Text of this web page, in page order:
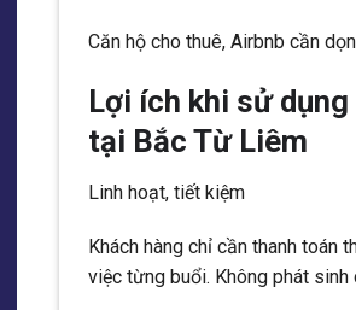
Căn hộ cho thuê, Airbnb cần
Lợi ích khi sử
tại Bắc Từ Liêm
Linh hoạt, tiết kiệm
Khách hàng chỉ cần thanh
việc từng buổi. Không phát